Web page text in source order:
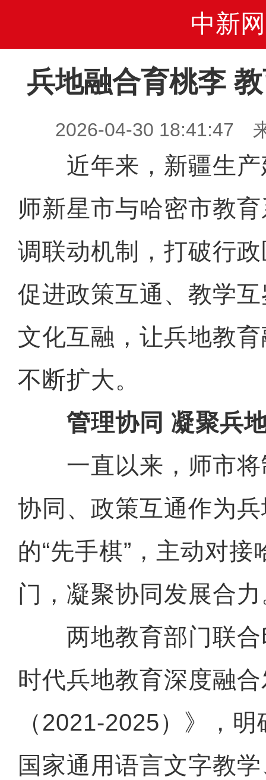
中新网
兵地融合育桃李
2026-04-30 18:41:47
近年来，新疆生产
师新星市与哈密市教
调联动机制，打破行
促进政策互通、教学
文化互融，让兵地教
不断扩大。
管理协同 凝聚兵地
一直以来，师市将
协同、政策互通作为
的“先手棋”，主动对
门，凝聚协同发展合
两地教育部门联合
时代兵地教育深度融
（2021-2025）》，
国家通用语言文字教